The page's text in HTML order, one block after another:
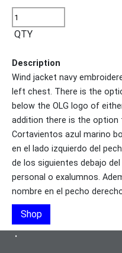
QTY
Description
Wind jacket navy
left chest. There is the
below the OLG logo of
addition there is the
Cortavientos azul marino
en el lado izquierdo del
de los siguientes debajo
personal o exalumnos.
nombre en el pecho
Shop
•